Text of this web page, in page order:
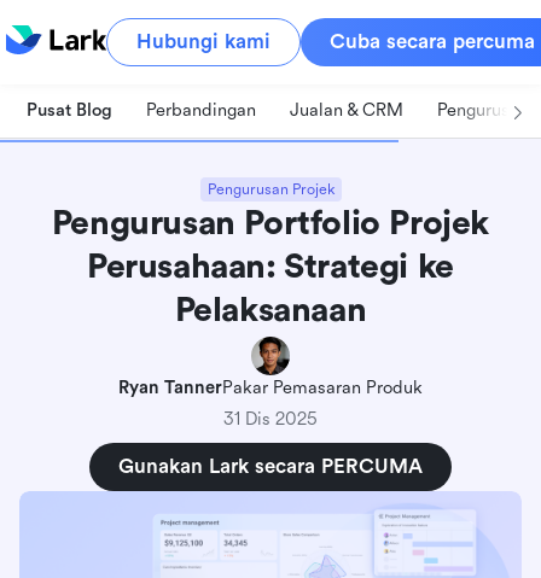
Hubungi kami Cuba secara percuma
Pusat Blog Perbandingan Jualan & CRM Pengurusan
Pengurusan Projek
Pengurusan Portfolio Projek
Perusahaan: Strategi ke
Pelaksanaan
Ryan TannerPakar Pemasaran Produk
31 Dis 2025
Gunakan Lark secara PERCUMA